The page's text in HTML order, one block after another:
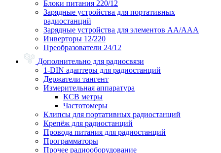
Блоки питания 220/12
Зарядные устройства для портативных
радиостанций
Зарядные устройства для элементов АА/ААА
Инверторы 12/220
Преобразователи 24/12
Дополнительно для радиосвязи
1-DIN адаптеры для радиостанций
Держатели тангент
Измерительная аппаратура
КСВ метры
Частотомеры
Клипсы для портативных радиостанций
Крепёж для радиостанций
Провода питания для радиостанций
Программаторы
Прочее радиооборудование